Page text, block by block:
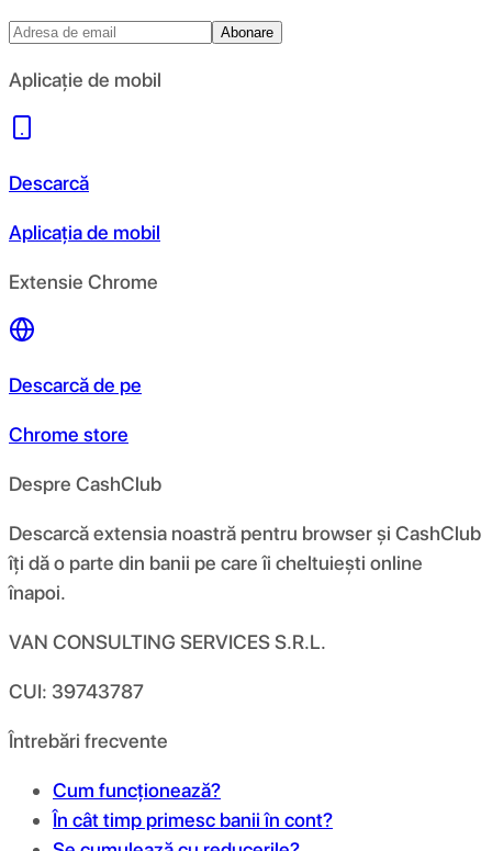
Abonare
Aplicație de mobil
Descarcă
Aplicația de mobil
Extensie Chrome
Descarcă de pe
Chrome store
Despre CashClub
Descarcă extensia noastră pentru browser și CashClub
îți dă o parte din banii pe care îi cheltuiești online
înapoi.
VAN CONSULTING SERVICES S.R.L.
CUI: 39743787
Întrebări frecvente
Cum funcționează?
În cât timp primesc banii în cont?